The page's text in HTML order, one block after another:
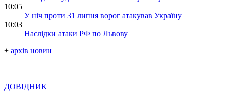
10:05
У ніч проти 31 липня ворог атакував Україну
10:03
Наслідки атаки РФ по Львову
+ архів новин
ДОВІДНИК